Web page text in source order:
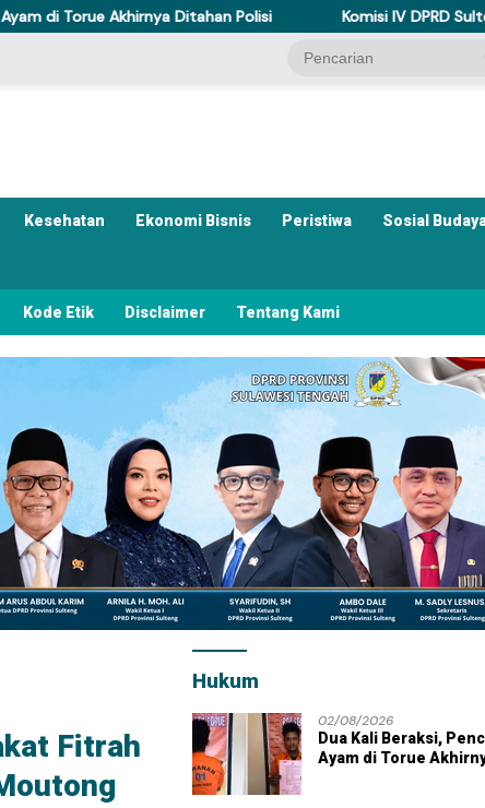
Ditahan Polisi Komisi IV DPRD Sulteng Perkuat
Kesehatan Ekonomi Bisnis Peristiwa Sosial
Kode Etik Disclaimer Tentang Kami
Fitrah
Hukum
02/08/2026
Dua Kali Beraksi,
Ayam di Torue